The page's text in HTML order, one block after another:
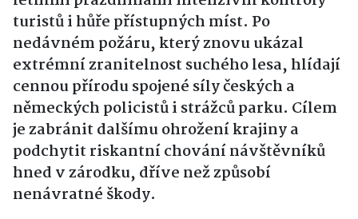
turistů i hůře přístupných míst. Po
nedávném požáru, který znovu ukázal
extrémní zranitelnost suchého lesa, hlídají
cennou přírodu spojené síly českých a
německých policistů i strážců parku. Cílem
je zabránit dalšímu ohrožení krajiny a
podchytit riskantní chování návštěvníků
hned v zárodku, dříve než způsobí
nenávratné škody.